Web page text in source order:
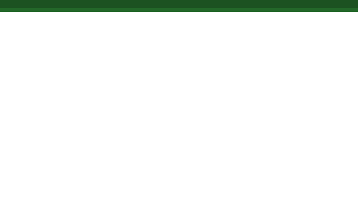
Skip to main content